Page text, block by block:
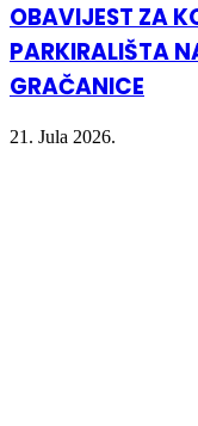
OBAVIJEST ZA
PARKIRALIŠTA
GRAČANICE
21. Jula 2026.